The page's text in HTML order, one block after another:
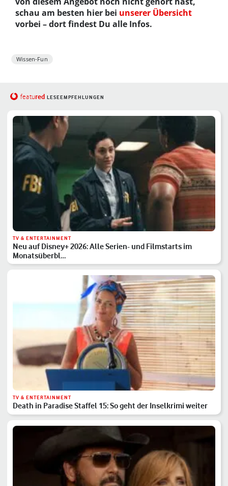
schau am besten hier bei unserer Übersicht
vorbei – dort findest Du alle Infos.
Wissen-Fun
featured LESEEMPFEHLUNGEN
TV & ENTERTAINMENT
Neu auf Disney+ 2026: Alle Serien- und Filmstarts im
Monatsüberbl…
TV & ENTERTAINMENT
Death in Paradise Staffel 15: So geht der Inselkrimi weiter